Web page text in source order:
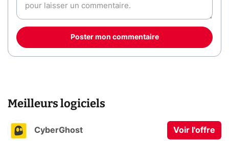
Poster mon commentaire
Meilleurs logiciels
CyberGhost Voir l'offre